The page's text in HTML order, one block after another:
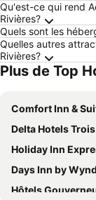
Qu'est-ce qui rend
Rivières?
Quels sont les
Quelles autres
Rivières?
Plus de Top
Comfort Inn &
Delta Hotels Trois Rivieres
Holiday Inn Express & Suites
Days Inn by Wyndham
Hôtels Gouverneur